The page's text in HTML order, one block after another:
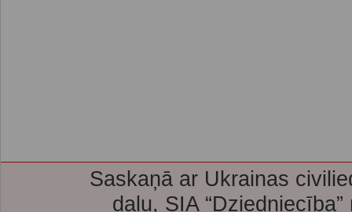
Saskaņā ar Ukrainas
daļu, SIA